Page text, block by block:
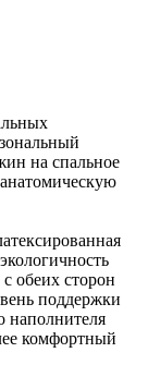
на спальное
обеих сторон
поддержки
наполнителя
комфортный